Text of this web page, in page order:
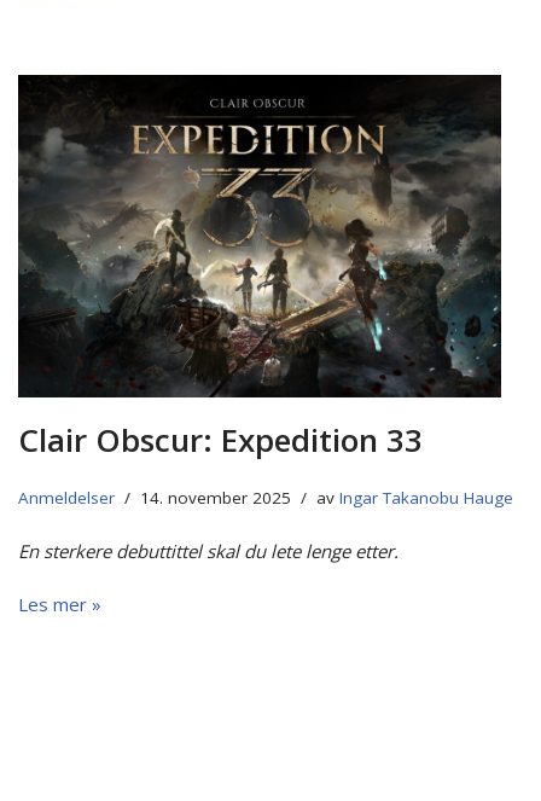
Clair Obscur: Expedition 33
Anmeldelser 14. november 2025 av Ingar Takanobu Hauge
En sterkere debuttittel skal du lete lenge etter.
Les mer »